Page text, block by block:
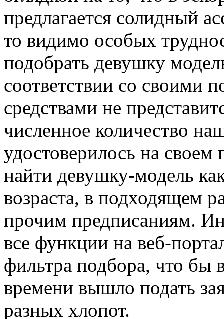
предлагается солидный
то видимо особых
подобрать девушку
соответствии со своими
средствами не
численное количество
удостоверилось на
найти девушку-модель
возраста, в подходящем
прочим предписаниям.
все функции на веб-
фильтра подбора, что
времени вышло подать
разных хлопот.